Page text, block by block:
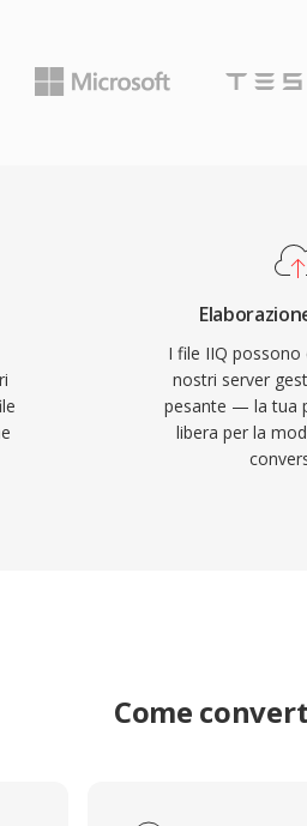
I file IIQ possono
nostri server
pesante — la tua
libera per la
Come